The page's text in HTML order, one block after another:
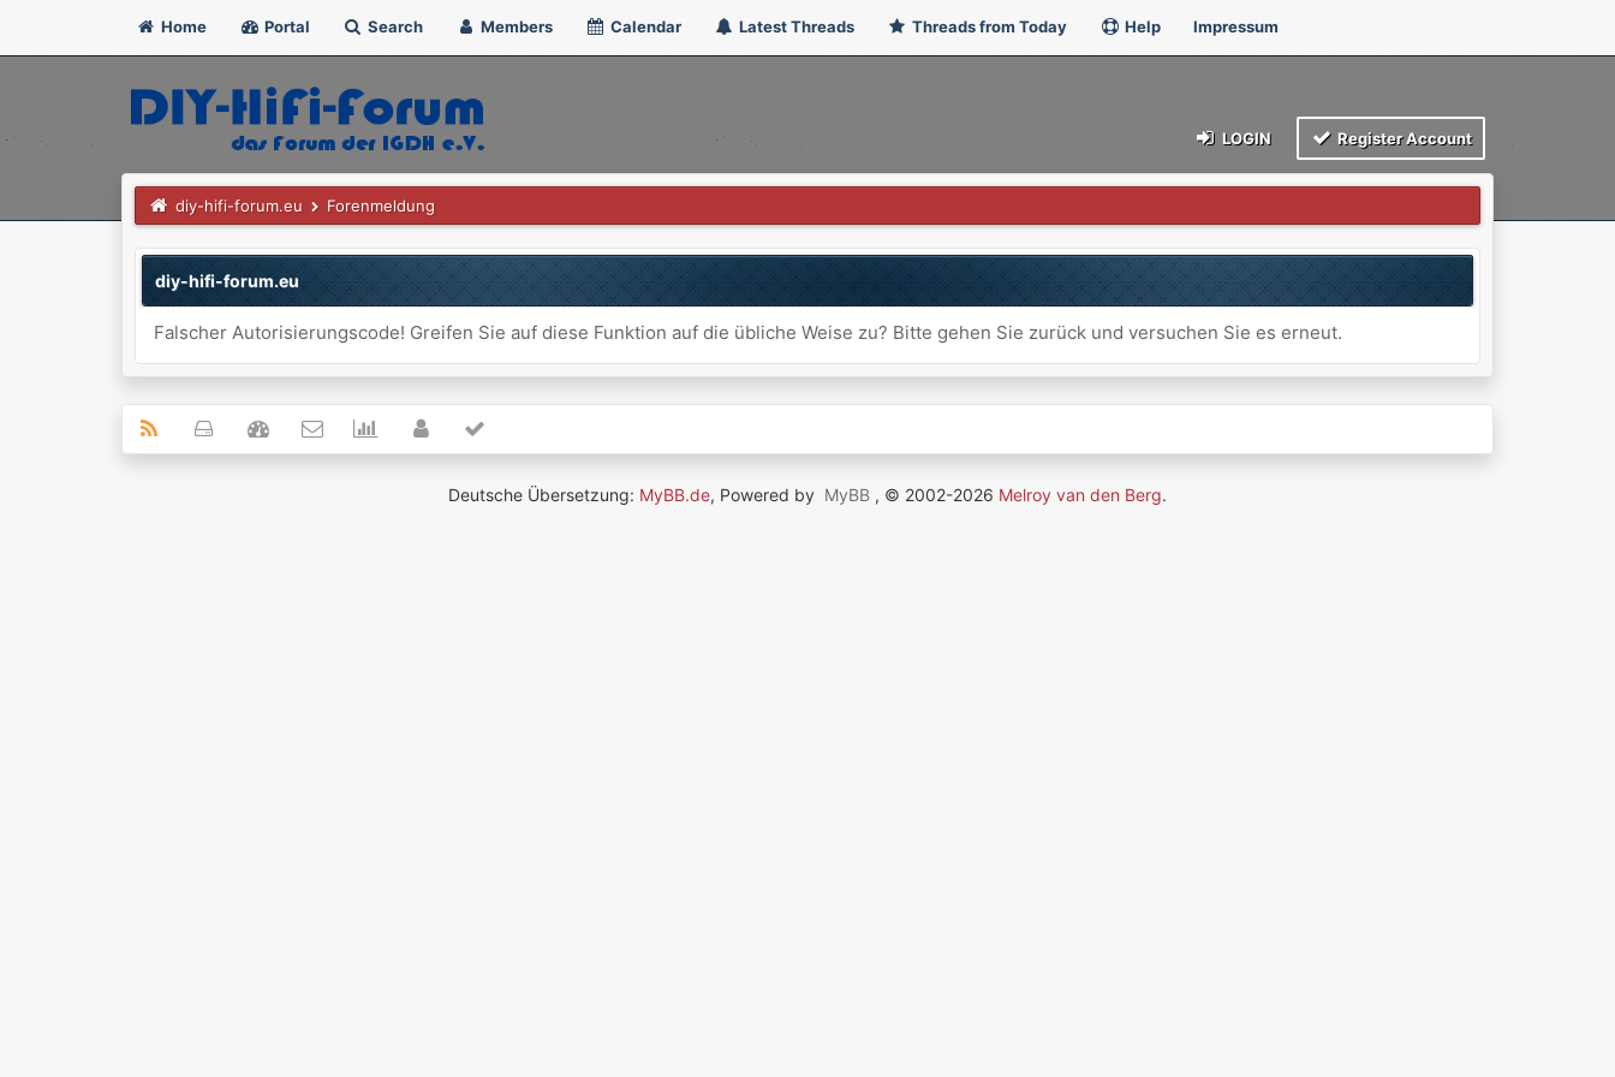
Home Portal Search Members Calendar Latest Threads Threads from Today Help Impressum
LOGIN Register Account
diy-hifi-forum.eu Forenmeldung
diy-hifi-forum.eu
Falscher Autorisierungscode! Greifen Sie auf diese Funktion auf die übliche Weise zu? Bitte gehen Sie zurück und versuchen Sie es erneut.
Deutsche Übersetzung: MyBB.de, Powered by MyBB , © 2002-2026 Melroy van den Berg.